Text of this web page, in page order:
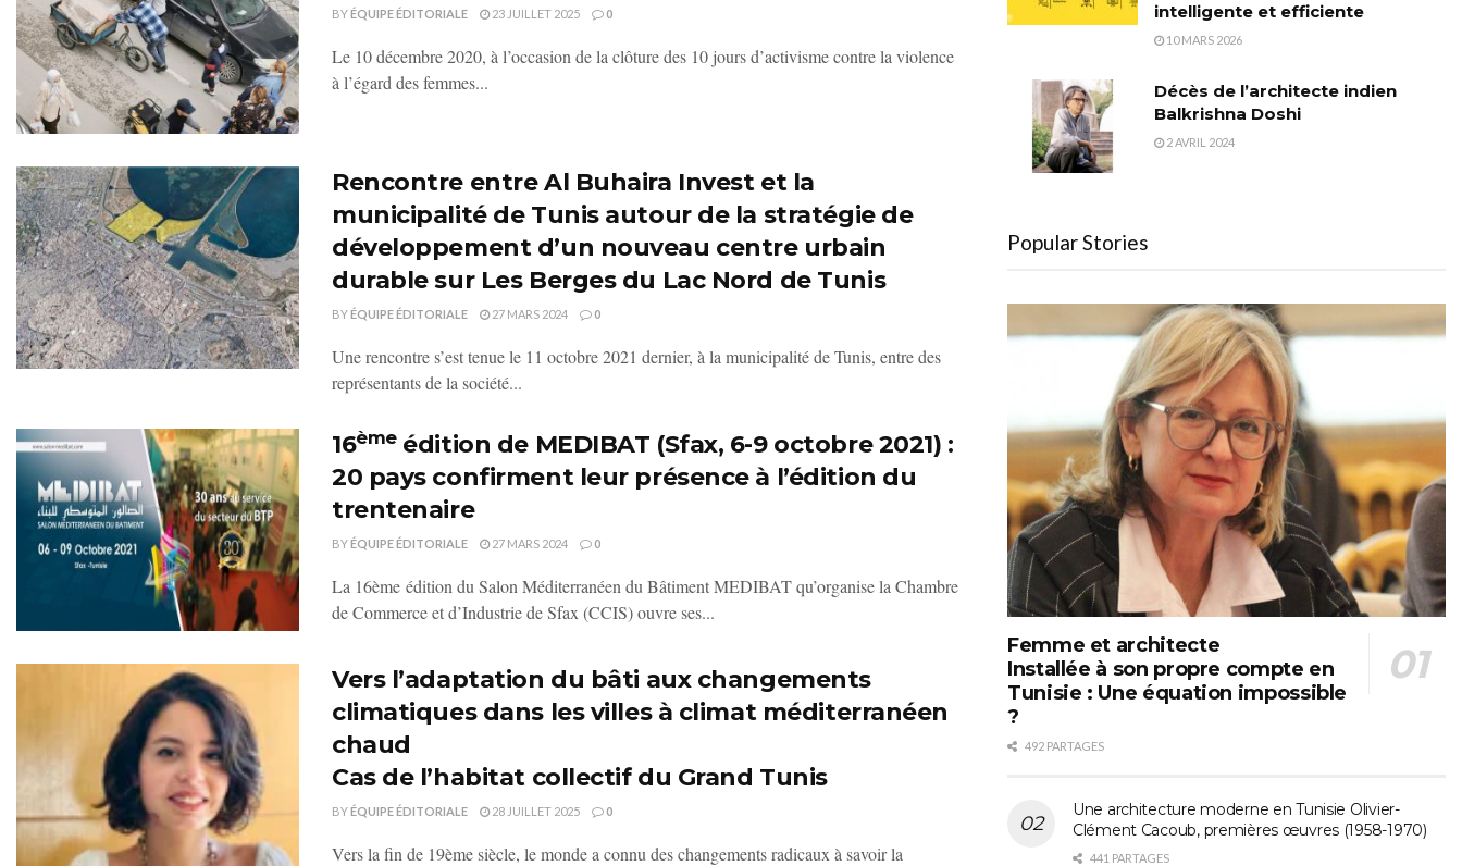
BYÉQUIPE ÉDITORIALE 23 JUILLET 2025 0
Le 10 décembre 2020, à l’occasion de la clôture des 10 jours d’activisme contre la violence
à l’égard des femmes...
Rencontre entre Al Buhaira Invest et la
municipalité de Tunis autour de la stratégie de
développement d’un nouveau centre urbain
durable sur Les Berges du Lac Nord de Tunis
BYÉQUIPE ÉDITORIALE 27 MARS 2024 0
Une rencontre s’est tenue le 11 octobre 2021 dernier, à la municipalité de Tunis, entre des
représentants de la société...
16èmeédition de MEDIBAT (Sfax, 6-9 octobre 2021) :
20 pays confirment leur présence à l’édition du
trentenaire
BYÉQUIPE ÉDITORIALE 27 MARS 2024 0
La 16ème édition du Salon Méditerranéen du Bâtiment MEDIBAT qu’organise la Chambre
de Commerce et d’Industrie de Sfax (CCIS) ouvre ses...
Vers l’adaptation du bâti aux changements
climatiques dans les villes à climat méditerranéen
chaud
Cas de l’habitat collectif du Grand Tunis
BYÉQUIPE ÉDITORIALE 28 JUILLET 2025 0
Vers la fin de 19ème siècle, le monde a connu des changements radicaux à savoir la
intelligente et efficiente
10 MARS 2026
Décès de l’architecte indien
Balkrishna Doshi
2 AVRIL 2024
Popular Stories
Femme et architecte
Installée à son propre compte en
Tunisie : Une équation impossible
?
492 PARTAGES
Une architecture moderne en Tunisie Olivier-
Clément Cacoub, premières œuvres (1958-1970)
441 PARTAGES